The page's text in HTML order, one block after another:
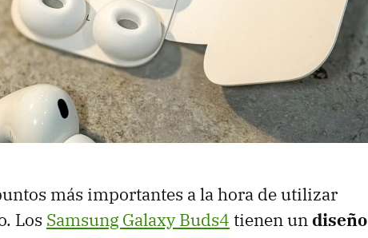
más importantes a la hora de utilizar
Los Samsung Galaxy Buds4 tienen undiseño